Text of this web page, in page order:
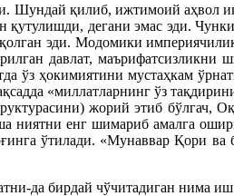
Шундай қилиб, ижтимоий аҳвол
дегани эмас эди.
эди. Модомики
давлат, маърифатсизликни
ўз ҳокимиятини мустаҳкам
«миллатларнинг ўз
жорий этиб бўлгач,
ниятни енг шимариб амалга
ўтилади. «Мунаввар Қори
да бирдай чўчитадиган нима иш